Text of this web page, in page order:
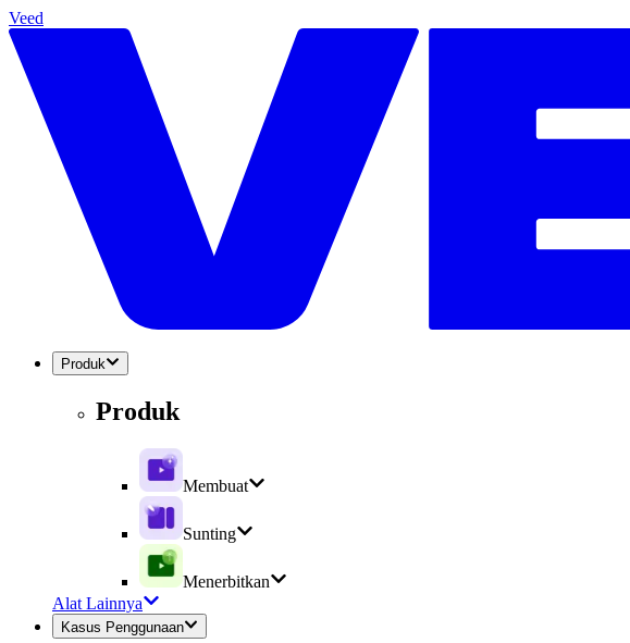
Veed
Produk
Produk
Membuat
Sunting
Menerbitkan
Alat Lainnya
Kasus Penggunaan